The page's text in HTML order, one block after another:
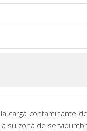
carga contaminante
su zona de